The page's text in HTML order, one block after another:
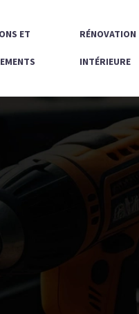
ET
RÉNOVATION
INTÉRIEURE